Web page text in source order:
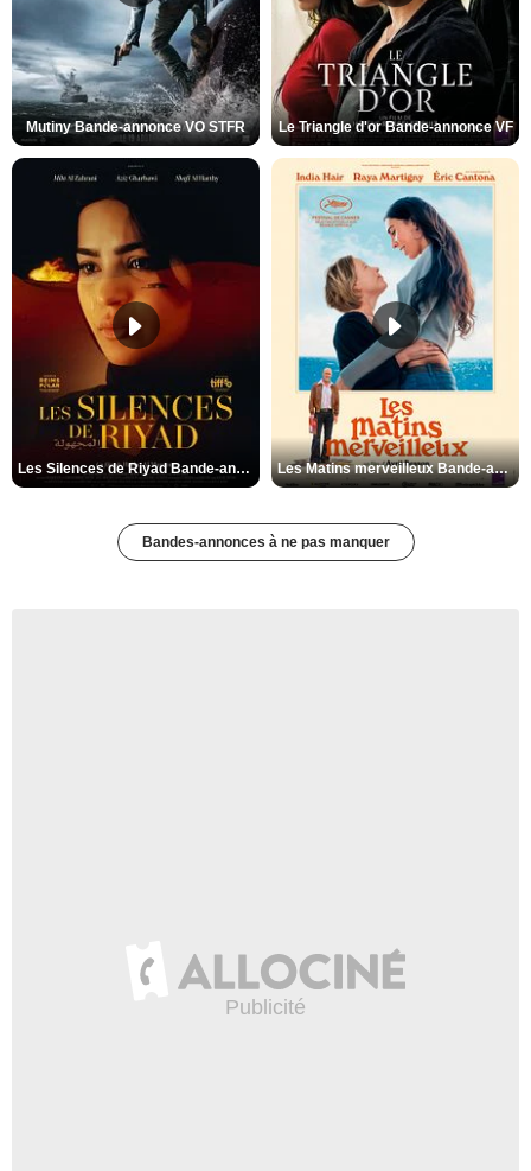
Mutiny Bande-annonce VO STFR Le Triangle d'or Bande-annonce VF
Les Silences de Riyad Bande-annonce VO STFR Les Matins merveilleux Bande-annonce VF
Bandes-annonces à ne pas manquer